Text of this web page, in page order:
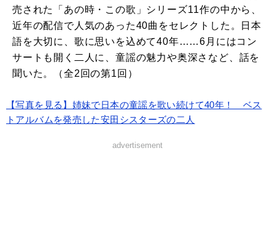
売された「あの時・この歌」シリーズ11作の中から、
近年の配信で人気のあった40曲をセレクトした。日本
語を大切に、歌に思いを込めて40年……6月にはコン
サートも開く二人に、童謡の魅力や奥深さなど、話を
聞いた。（全2回の第1回）
【写真を見る】姉妹で日本の童謡を歌い続けて40年！ ベス
トアルバムを発売した安田シスターズの二人
advertisement